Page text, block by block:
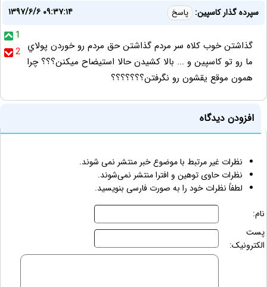
سپرده گذار كاسپين: پاسخ
۱۳۹۷/۶/۶ ۰۹:۳۷:۱۴
1
2 گذاشتن خوب كلاه سر مردم گذاشتن حق مردم رو خوردن پولاي
ما رو تو كاسپين و ... بالا كشيدن حالا استيضاح ميكنن؟؟؟ چرا
همون موقع يقشون رو نگرفتن؟؟؟؟؟؟؟
افزودن دیدگاه
نظرات غیر مرتبط با موضوع خبر منتشر نمی شوند.
نظرات حاوی توهین و افترا منتشر نمی‌شوند.
لطفاً نظرات خود را به صورت فارسی بنویسید.
نام:
پست
الکترونیک: